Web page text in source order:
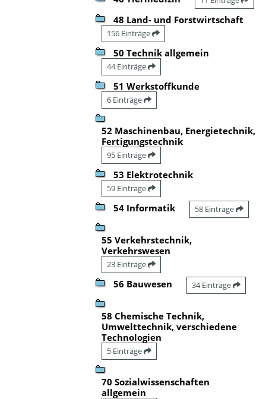
48 Land- und Forstwirtschaft
156 Einträge
50 Technik allgemein
44 Einträge
51 Werkstoffkunde
6 Einträge
52 Maschinenbau, Energietechnik,
Fertigungstechnik
95 Einträge
53 Elektrotechnik
59 Einträge
54 Informatik 58 Einträge
55 Verkehrstechnik,
Verkehrswesen
23 Einträge
56 Bauwesen 34 Einträge
58 Chemische Technik,
Umwelttechnik, verschiedene
Technologien
5 Einträge
70 Sozialwissenschaften
allgemein